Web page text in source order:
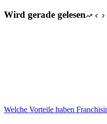
Wird gerade gelesen
Welche Vorteile haben